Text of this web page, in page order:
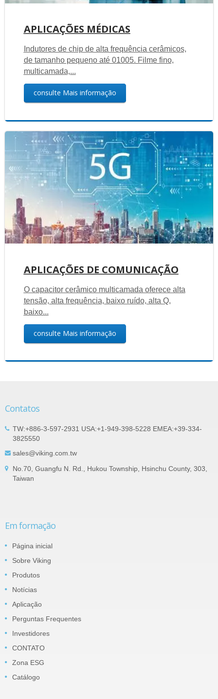
APLICAÇÕES MÉDICAS
Indutores de chip de alta frequência cerâmicos,
de tamanho pequeno até 01005. Filme fino,
multicamada,...
consulte Mais informação
APLICAÇÕES DE COMUNICAÇÃO
O capacitor cerâmico multicamada oferece alta
tensão, alta frequência, baixo ruído, alta Q,
baixo...
consulte Mais informação
Contatos
TW:+886-3-597-2931 USA:+1-949-398-5228 EMEA:+39-334-
3825550
sales@viking.com.tw
No.70, Guangfu N. Rd., Hukou Township, Hsinchu County, 303,
Taiwan
Em formação
Página inicial
Sobre Viking
Produtos
Notícias
Aplicação
Perguntas Frequentes
Investidores
CONTATO
Zona ESG
Catálogo